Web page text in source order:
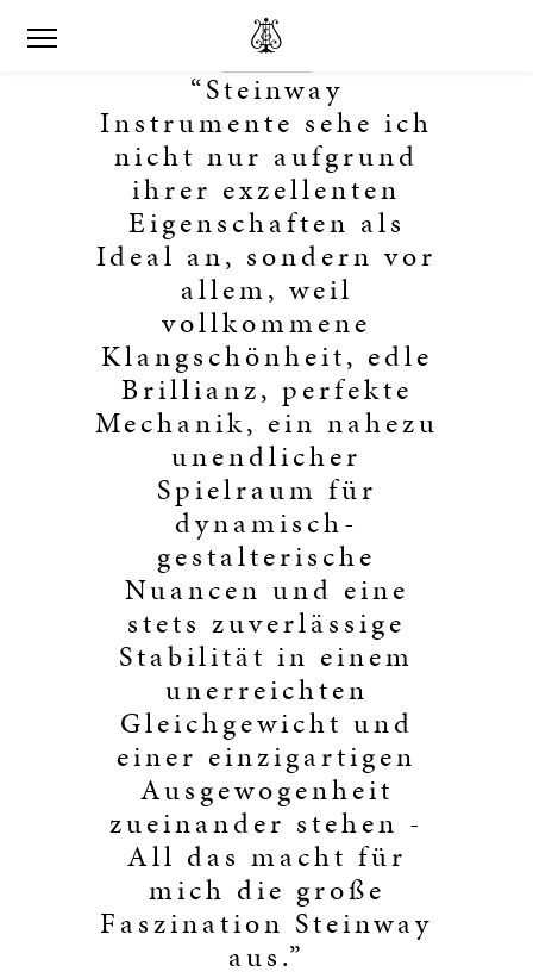
“Steinway
Instrumente sehe ich
nicht nur aufgrund
ihrer exzellenten
Eigenschaften als
Ideal an, sondern vor
allem, weil
vollkommene
Klangschönheit, edle
Brillianz, perfekte
Mechanik, ein nahezu
unendlicher
Spielraum für
dynamisch-
gestalterische
Nuancen und eine
stets zuverlässige
Stabilität in einem
unerreichten
Gleichgewicht und
einer einzigartigen
Ausgewogenheit
zueinander stehen -
All das macht für
mich die große
Faszination Steinway
aus.”